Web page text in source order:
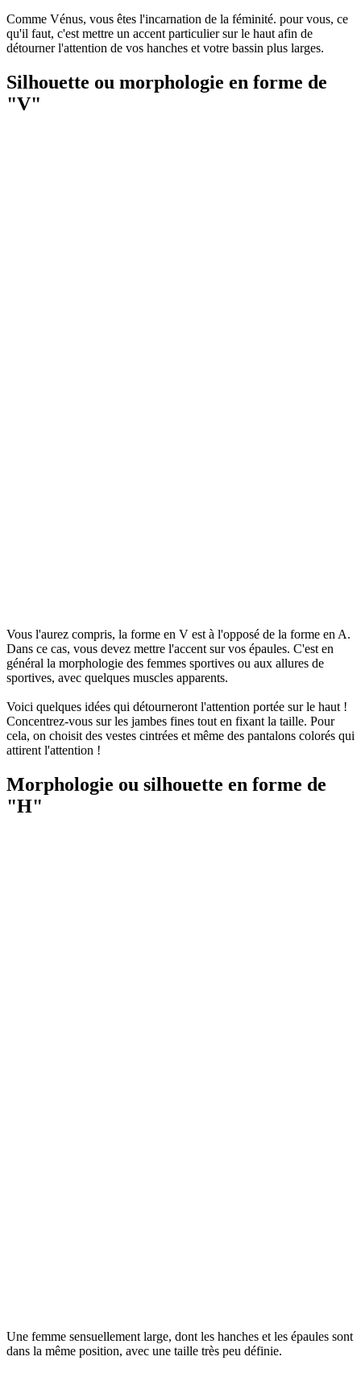
Comme Vénus, vous êtes l'incarnation de la féminité. pour vous, ce
qu'il faut, c'est mettre un accent particulier sur le haut afin de
détourner l'attention de vos hanches et votre bassin plus larges.
Silhouette ou morphologie en forme de
"V"
Vous l'aurez compris, la forme en V est à l'opposé de la forme en A.
Dans ce cas, vous devez mettre l'accent sur vos épaules. C'est en
général la morphologie des femmes sportives ou aux allures de
sportives, avec quelques muscles apparents.
Voici quelques idées qui détourneront l'attention portée sur le haut !
Concentrez-vous sur les jambes fines tout en fixant la taille. Pour
cela, on choisit des vestes cintrées et même des pantalons colorés qui
attirent l'attention !
Morphologie ou silhouette en forme de
"H"
Une femme sensuellement large, dont les hanches et les épaules sont
dans la même position, avec une taille très peu définie.